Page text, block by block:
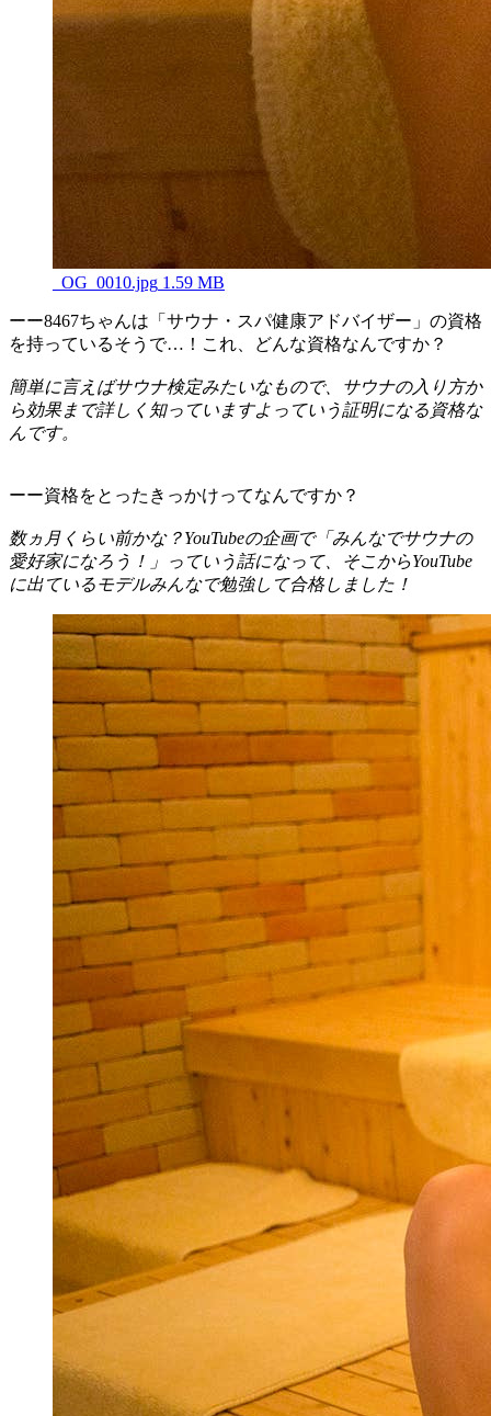
_OG_0010.jpg 1.59 MB
ーー8467ちゃんは「サウナ・スパ健康アドバイザー」の資格
を持っているそうで…！これ、どんな資格なんですか？
簡単に言えばサウナ検定みたいなもので、サウナの入り方か
ら効果まで詳しく知っていますよっていう証明になる資格な
んです。
ーー資格をとったきっかけってなんですか？
数ヵ月くらい前かな？YouTubeの企画で「みんなでサウナの
愛好家になろう！」っていう話になって、そこからYouTube
に出ているモデルみんなで勉強して合格しました！